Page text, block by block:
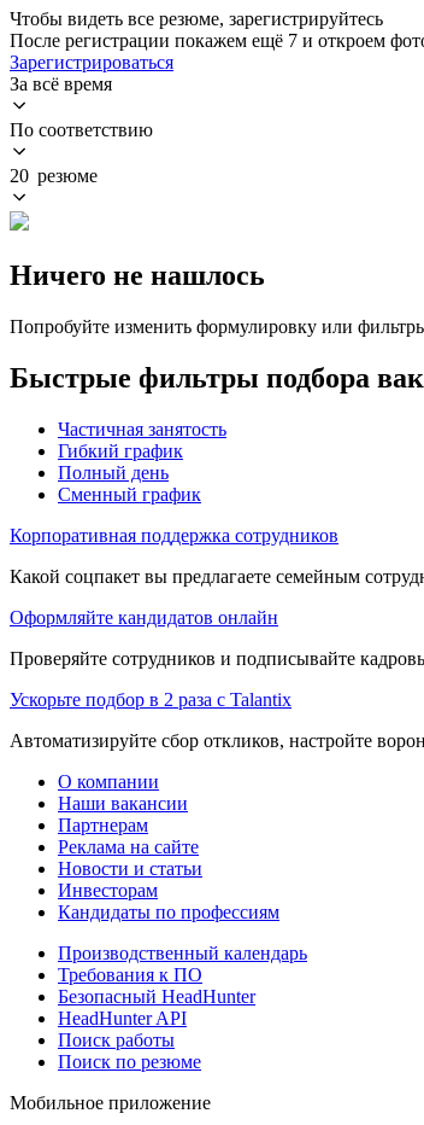
Чтобы видеть все резюме, зарегистрируйтесь
После регистрации покажем ещё 7 и откроем
Зарегистрироваться
За всё время
По соответствию
20 резюме
Ничего не нашлось
Попробуйте изменить формулировку или
Быстрые фильтры подбора
Частичная занятость
Гибкий график
Полный день
Сменный график
Корпоративная поддержка сотрудников
Какой соцпакет вы предлагаете семейным
Оформляйте кандидатов онлайн
Проверяйте сотрудников и подписывайте
Ускорьте подбор в 2 раза с Talantix
Автоматизируйте сбор откликов, настройте
О компании
Наши вакансии
Партнерам
Реклама на сайте
Новости и статьи
Инвесторам
Кандидаты по профессиям
Производственный календарь
Требования к ПО
Безопасный HeadHunter
HeadHunter API
Поиск работы
Поиск по резюме
Мобильное приложение